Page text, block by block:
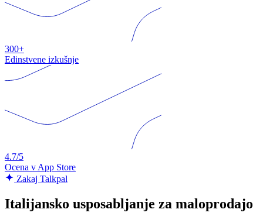
300+
Edinstvene izkušnje
4.7/5
Ocena v App Store
Zakaj Talkpal
Italijansko usposabljanje za maloprodajo